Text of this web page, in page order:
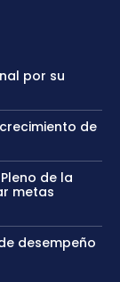
por su
de
de la
metas
desempeño